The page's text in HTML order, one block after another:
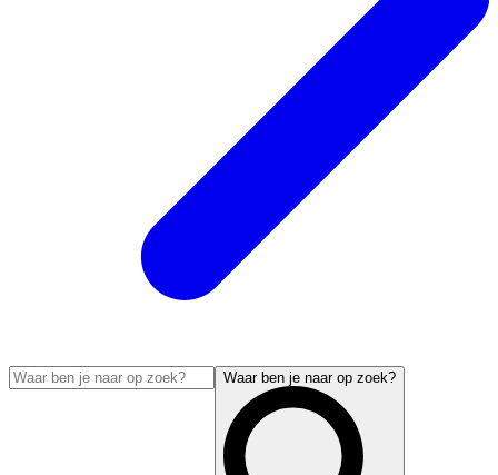
Waar ben je naar op zoek?